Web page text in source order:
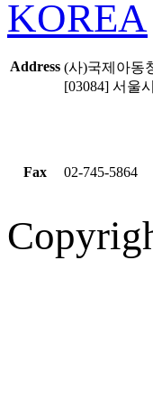
Address (사)국제아동
[03084] 서울
Fax 02-745-5864